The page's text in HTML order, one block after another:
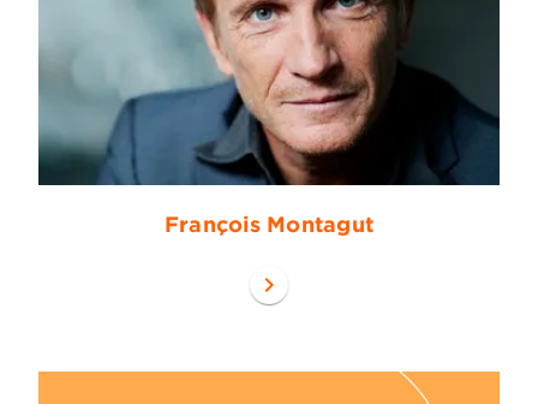
François Montagut
chevron_right